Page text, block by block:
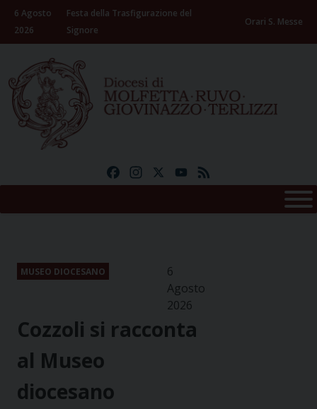
Skip
content
6 Agosto
2026
Festa della Trasfigurazione del
Signore
Orari S. Messe
FacebookInstagramYouTube
MUSEO DIOCESANO
6
Agosto
2026
Cozzoli si racconta
al Museo
diocesano